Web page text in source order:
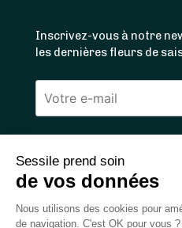
Sessile prend soin
de vos données
Nous utilisons des cookies pour
de navigation. C'est OK pour vous ?
Inscrivez-vous à notre
les dernières fleurs de
ce
champ
vide.
4.4/5 ⭐ | 120 000+
Achats